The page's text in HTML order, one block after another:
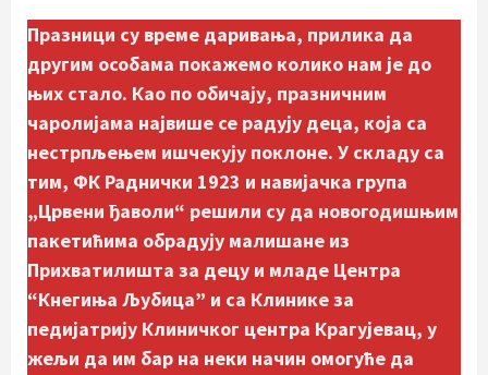
Празници су време даривања, прилика да
другим особама покажемо колико нам је до
њих стало. Као по обичају, празничним
чаролијама највише се радују деца, која са
нестрпљењем ишчекују поклоне. У складу са
тим, ФК Раднички 1923 и навијачка група
„Црвени ђаволи“ решили су да новогодишњим
пакетићима обрадују малишане из
Прихватилишта за децу и младе Центра
“Кнегиња Љубица” и са Клинике за
педијатрију Клиничког центра Крагујевац, у
жељи да им бар на неки начин омогуће да